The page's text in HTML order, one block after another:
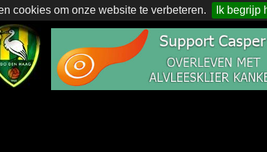
cookies om onze website te verbeteren. Ik begrijp